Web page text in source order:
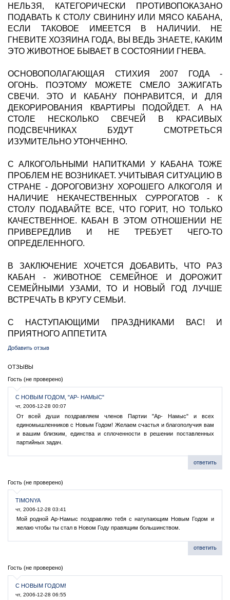
НЕЛЬЗЯ, КАТЕГОРИЧЕСКИ ПРОТИВОПОКАЗАНО
ПОДАВАТЬ К СТОЛУ СВИНИНУ ИЛИ МЯСО КАБАНА,
ЕСЛИ ТАКОВОЕ ИМЕЕТСЯ В НАЛИЧИИ. НЕ
ГНЕВИТЕ ХОЗЯИНА ГОДА, ВЫ ВЕДЬ ЗНАЕТЕ, КАКИМ
ЭТО ЖИВОТНОЕ БЫВАЕТ В СОСТОЯНИИ ГНЕВА.
ОСНОВОПОЛАГАЮЩАЯ СТИХИЯ 2007 ГОДА -
ОГОНЬ. ПОЭТОМУ МОЖЕТЕ СМЕЛО ЗАЖИГАТЬ
СВЕЧИ. ЭТО И КАБАНУ ПОНРАВИТСЯ, И ДЛЯ
ДЕКОРИРОВАНИЯ КВАРТИРЫ ПОДОЙДЕТ. А НА
СТОЛЕ НЕСКОЛЬКО СВЕЧЕЙ В КРАСИВЫХ
ПОДСВЕЧНИКАХ БУДУТ СМОТРЕТЬСЯ
ИЗУМИТЕЛЬНО УТОНЧЕННО.
С АЛКОГОЛЬНЫМИ НАПИТКАМИ У КАБАНА ТОЖЕ
ПРОБЛЕМ НЕ ВОЗНИКАЕТ. УЧИТЫВАЯ СИТУАЦИЮ В
СТРАНЕ - ДОРОГОВИЗНУ ХОРОШЕГО АЛКОГОЛЯ И
НАЛИЧИЕ НЕКАЧЕСТВЕННЫХ СУРРОГАТОВ - К
СТОЛУ ПОДАВАЙТЕ ВСЕ, ЧТО ГОРИТ, НО ТОЛЬКО
КАЧЕСТВЕННОЕ. КАБАН В ЭТОМ ОТНОШЕНИИ НЕ
ПРИВЕРЕДЛИВ И НЕ ТРЕБУЕТ ЧЕГО-ТО
ОПРЕДЕЛЕННОГО.
В ЗАКЛЮЧЕНИЕ ХОЧЕТСЯ ДОБАВИТЬ, ЧТО РАЗ
КАБАН - ЖИВОТНОЕ СЕМЕЙНОЕ И ДОРОЖИТ
СЕМЕЙНЫМИ УЗАМИ, ТО И НОВЫЙ ГОД ЛУЧШЕ
ВСТРЕЧАТЬ В КРУГУ СЕМЬИ.
С НАСТУПАЮЩИМИ ПРАЗДНИКАМИ ВАС! И
ПРИЯТНОГО АППЕТИТА
Добавить отзыв
ОТЗЫВЫ
Гость (не проверено)
С НОВЫМ ГОДОМ, "АР- НАМЫС"
чт, 2006-12-28 00:07
От всей души поздравляем членов Партии "Ар- Намыс" и всех
единомышленников с Новым Годом! Желаем счастья и благополучия вам
и вашим близким, единства и сплоченности в решении поставленных
партийных задач.
ответить
Гость (не проверено)
TIMONYA
чт, 2006-12-28 03:41
Мой родной Ар-Намыс поздравляю тебя с натупающим Новым Годом и
желаю чтобы ты стал в Новом Году правящим большинством.
ответить
Гость (не проверено)
С НОВЫМ ГОДОМ!
чт, 2006-12-28 06:55